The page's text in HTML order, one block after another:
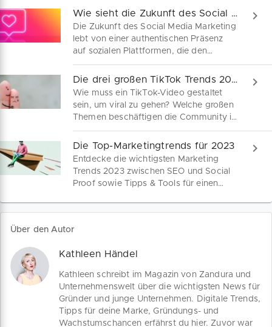
Wie sieht die Zukunft des Social Marketing aus?
Die Zukunft des Social Media Marketing
lebt von einer authentischen Präsenz
auf sozialen Plattformen, die den
Bedürfnissen und Werten deiner
Zielgruppe entspricht. Wie es dir
gelingt, als kleines Unternehmen deine
Sichtbarkeit auf Facebook, Instagram
oder TikTok zu erhöhen, liest du hier.
Die drei großen TikTok Trends 2023
Wie muss ein TikTok-Video gestaltet
sein, um viral zu gehen? Welche großen
Themen beschäftigen die Community in
2023? Der TikTok What's Next Report
2023 gibt Antworten und Tipps auf
diese und weitere Fragen rund um
deinen authentischen Markenauftritt.
Die Top-Marketingtrends für 2023
Entdecke die wichtigsten Marketing
Trends 2023 zwischen SEO und Social
Proof sowie Tipps & Tools für einen
Über den Autor
Kathleen Händel
Kathleen schreibt im Magazin von Zandura und
Unternehmenswelt über die wichtigsten News für
Gründer und junge Unternehmen. Digitale Trends,
Tipps für deine Marke, Gründungs- und
Wachstumschancen erfährst du hier. Zuvor war